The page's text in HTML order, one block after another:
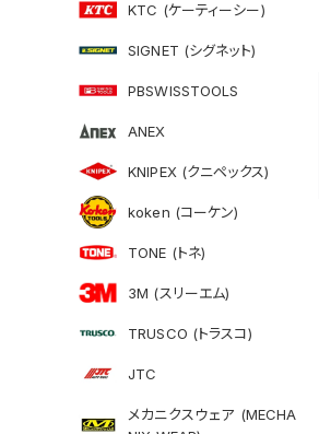
KTC (ケーティーシー)
SIGNET (シグネット)
PBSWISSTOOLS
ANEX
KNIPEX (クニペックス)
koken (コーケン)
TONE (トネ)
3M (スリーエム)
TRUSCO (トラスコ)
JTC
メカニクスウェア (MECHA